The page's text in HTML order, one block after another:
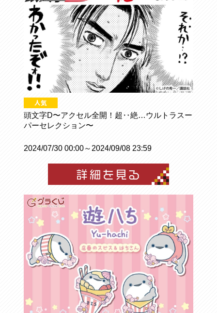
頭文字D〜アクセル全開！超‥絶…ウルトラスー
パーセレクション〜
2024/07/30 00:00～2024/09/08 23:59